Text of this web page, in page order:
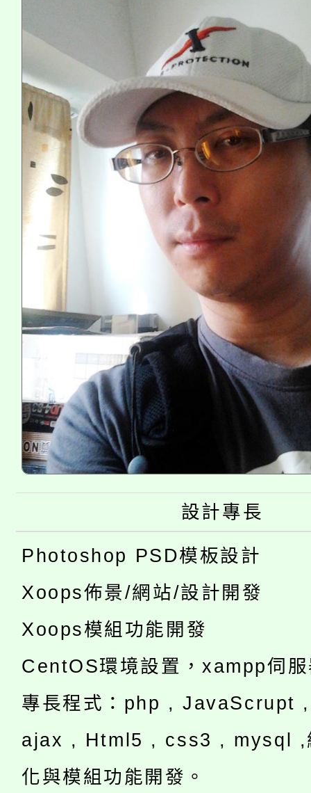
程，歡迎學生輔導中心
心理、諮商輔導、社會
系所師生報名參加。
設計專長
Photoshop PSD模板設計
Xoops佈景/網站/設計開發
Xoops模組功能開發
CentOS環境設置，xampp伺
專長程式：php , JavaScrupt
ajax , Html5 , css3 , mysql ,
化與模組功能開發。